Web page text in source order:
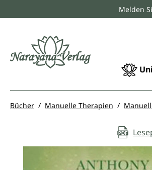
Zur HauptnavigationMelden
Bücher Manuelle Therapien